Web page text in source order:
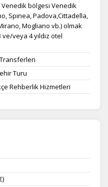
Venedik bölgesi Venedik
Spinea, Padova,Cittadella,
Mogliano vb.)olmak
veya 4 yıldız otel
Turu
Rehberlik Hizmetleri